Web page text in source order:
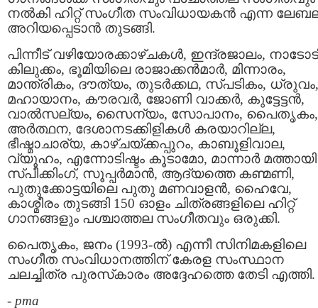
നൽകി ഹിറ്റ് സംഗീത സംവിധായകൻ എന്ന
അറിയപ്പെടാൻ തുടങ്ങി.
പിന്നീട് വഴിയോരക്കാഴ്ചകൾ, ഇന്ദ്രജാലം,
കിലുക്കം, ഭൂമിയിലെ രാജാക്കൻമാർ, മിന്നാരം,
മാന്ത്രികം, ദൗത്യം, തുടർക്കഥ, സ്പടികം, ധ്രുവം,
മഹായാനം, കൗരവർ, ജോണി വാക്കർ, കുട്ടേട്ടന്‍,
വാല്‍സല്യം, സൈന്യം, സോപാനം, പൈതൃകം,
അർത്ഥന, ദേശാനടക്കിളികൾ കരയാറില്ല,
ഭീഷ്മാചാര്യ, കാഴ്ചയ്ക്കപ്പുറം, കാബൂളിവാല,
വ്യൂഹം, എന്നോടിഷ്ടം കൂടാമോ, മാന്നാര്‍ മത്തായി
സ്പീക്കിംഗ്, സൂപ്പർമാൻ, ആദ്യത്തെ കണ്മണി,
പുതുക്കോട്ടയിലെ പുതു മണവാളൻ, ഹൈവേ,
കാശ്മീരം തുടങ്ങി 150 ഓളം ചിത്രങ്ങളിലെ ഹിറ്റ്
ഗാനങ്ങളും പശ്ചാത്തല സംഗീതവും ഒരുക്കി.
പൈതൃകം, ജനം (1993-ൽ) എന്നീ സിനിമകളിലെ
സംഗീത സംവിധാനത്തിന് കേരള സംസ്ഥാന
ചലച്ചിത്ര പുരസ്‌കാരം അദ്ദേഹത്തെ തേടി എത്തി.
- pma